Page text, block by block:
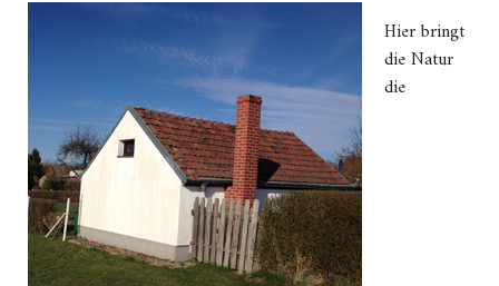
Hier bringt
die Natur
die